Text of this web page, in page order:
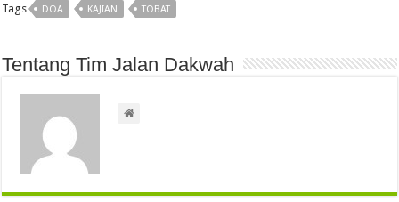
Tags DOA KAJIAN TOBAT
Tentang Tim Jalan Dakwah